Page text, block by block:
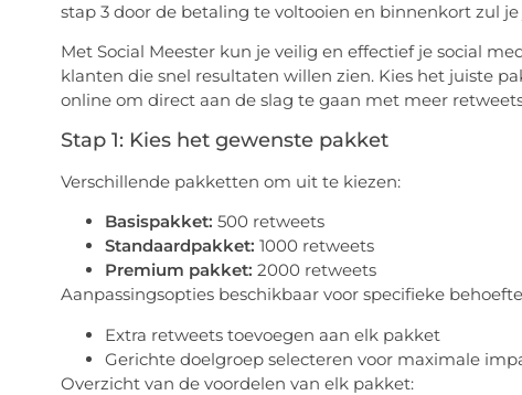
stap 3 door de betaling te voltooien en binnenkort zul
Met Social Meester kun je veilig en effectief je social
klanten die snel resultaten willen zien. Kies het juiste
online om direct aan de slag te gaan met meer
Stap 1: Kies het gewenste pakket
Verschillende pakketten om uit te kiezen:
Basispakket: 500 retweets
Standaardpakket: 1000 retweets
Premium pakket: 2000 retweets
Aanpassingsopties beschikbaar voor specifieke
Extra retweets toevoegen aan elk pakket
Gerichte doelgroep selecteren voor maximale
Overzicht van de voordelen van elk pakket: